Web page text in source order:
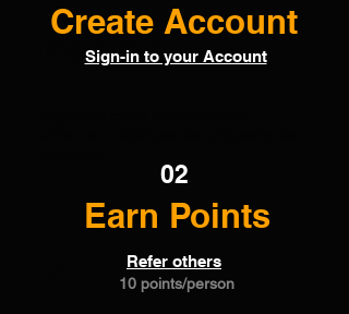
Regístrate
Sign-in to your Account
Refer others
Create Account
02
Earn Points
10 points/person